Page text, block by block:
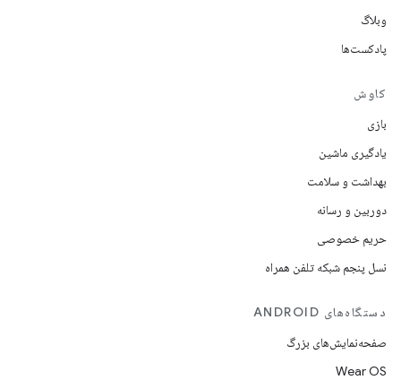
وبلاگ
پادکست‌ها
کاوش
بازی
یادگیری ماشین
بهداشت و سلامت
دوربین و رسانه
حریم خصوصی
نسل پنجم شبکه تلفن همراه
دستگاه‌های ANDROID
صفحه‌نمایش‌های بزرگ
Wear OS